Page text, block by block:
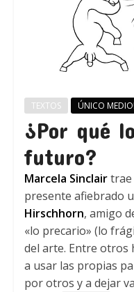
TEXTOS ÚNICO MEDIO!
¿Por qué
futuro?
Marcela Sinclairtrae
presente afiebrado
Hirschhorn, amigo
«lo precario» (lo
del arte. Entre otros
a usar las propias
por otros y a dejar